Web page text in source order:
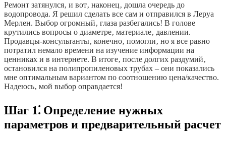
Ремонт затянулся‚ и вот‚ наконец‚ дошла очередь до
водопровода. Я решил сделать все сам и отправился в Леруа
Мерлен. Выбор огромный‚ глаза разбегались! В голове
крутились вопросы о диаметре‚ материале‚ давлении.
Продавцы-консультанты‚ конечно‚ помогли‚ но я все равно
потратил немало времени на изучение информации на
ценниках и в интернете. В итоге‚ после долгих раздумий‚
остановился на полипропиленовых трубах – они показались
мне оптимальным вариантом по соотношению цена/качество.
Надеюсь‚ мой выбор оправдается!
Шаг 1⁚ Определение нужных
параметров и предварительный расчет